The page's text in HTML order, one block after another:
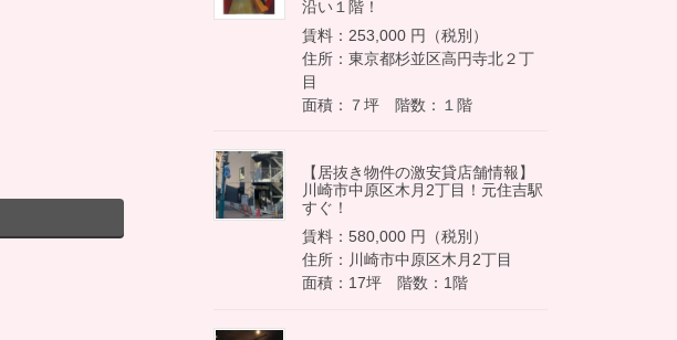
沿い１階！
賃料：253,000 円（税別）
住所：東京都杉並区高円寺北２丁
目
面積：７坪 階数：１階
【居抜き物件の激安貸店舗情報】
川崎市中原区木月2丁目！元住吉駅
すぐ！
賃料：580,000 円（税別）
住所：川崎市中原区木月2丁目
面積：17坪 階数：1階